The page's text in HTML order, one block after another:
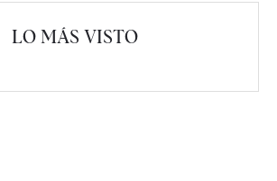
LO MÁS VISTO